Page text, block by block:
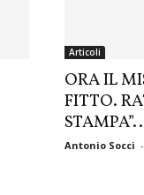
Articoli
ORA IL
FITTO.
Antonio Socci -